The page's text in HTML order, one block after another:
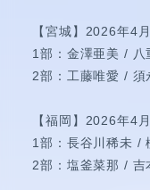
【宮城】2026年4
1部：金澤亜美 / 八
2部：工藤唯愛 / 須
【福岡】2026年4
1部：長谷川稀未 /
2部：塩釜菜那 / 吉